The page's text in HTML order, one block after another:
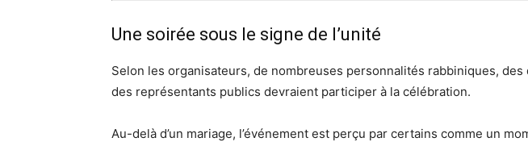
Une soirée sous le signe de l’unité
Selon les organisateurs, de nombreuses personnalités rabbiniques,
des représentants publics devraient participer à la célébration.
Au-delà d’un mariage, l’événement est perçu par certains comme un